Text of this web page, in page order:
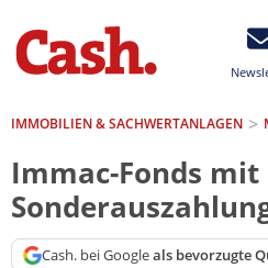
IMMOBILIEN & SACHWERTANLAGEN
Immac-Fonds mit
Cash. bei Googleals bevorzugte